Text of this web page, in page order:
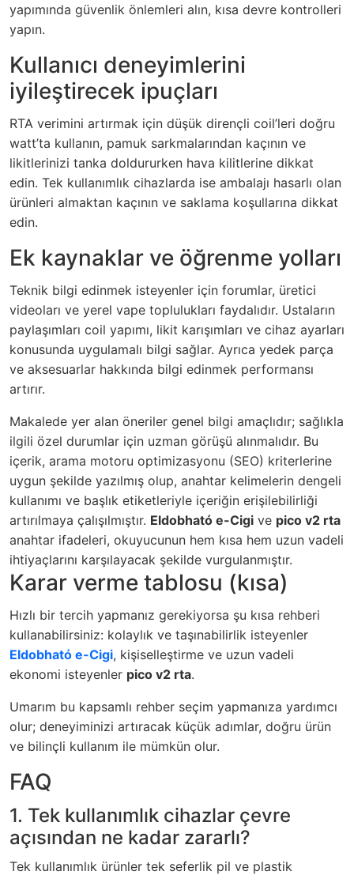
yapımında güvenlik önlemleri alın, kısa devre kontrolleri
yapın.
Kullanıcı deneyimlerini
iyileştirecek ipuçları
RTA verimini artırmak için düşük dirençli coil’leri doğru
watt’ta kullanın, pamuk sarkmalarından kaçının ve
likitlerinizi tanka doldururken hava kilitlerine dikkat
edin. Tek kullanımlık cihazlarda ise ambalajı hasarlı olan
ürünleri almaktan kaçının ve saklama koşullarına dikkat
edin.
Ek kaynaklar ve öğrenme yolları
Teknik bilgi edinmek isteyenler için forumlar, üretici
videoları ve yerel vape toplulukları faydalıdır. Ustaların
paylaşımları coil yapımı, likit karışımları ve cihaz ayarları
konusunda uygulamalı bilgi sağlar. Ayrıca yedek parça
ve aksesuarlar hakkında bilgi edinmek performansı
artırır.
Makalede yer alan öneriler genel bilgi amaçlıdır; sağlıkla
ilgili özel durumlar için uzman görüşü alınmalıdır. Bu
içerik, arama motoru optimizasyonu (SEO) kriterlerine
uygun şekilde yazılmış olup, anahtar kelimelerin dengeli
kullanımı ve başlık etiketleriyle içeriğin erişilebilirliği
artırılmaya çalışılmıştır. Eldobható e-Cigi ve pico v2 rta
anahtar ifadeleri, okuyucunun hem kısa hem uzun vadeli
ihtiyaçlarını karşılayacak şekilde vurgulanmıştır.
Karar verme tablosu (kısa)
Hızlı bir tercih yapmanız gerekiyorsa şu kısa rehberi
kullanabilirsiniz: kolaylık ve taşınabilirlik isteyenler
Eldobható e-Cigi, kişiselleştirme ve uzun vadeli
ekonomi isteyenler pico v2 rta.
Umarım bu kapsamlı rehber seçim yapmanıza yardımcı
olur; deneyiminizi artıracak küçük adımlar, doğru ürün
ve bilinçli kullanım ile mümkün olur.
FAQ
1. Tek kullanımlık cihazlar çevre
açısından ne kadar zararlı?
Tek kullanımlık ürünler tek seferlik pil ve plastik